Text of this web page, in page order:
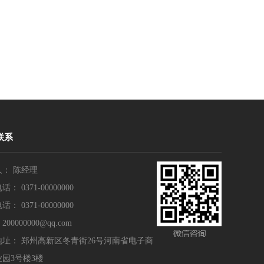
系
： 陈经理
： 0371-00000000
： 0371-00000000
址： 郑州高新区冬青街26号河南省电子商
园3号楼3楼